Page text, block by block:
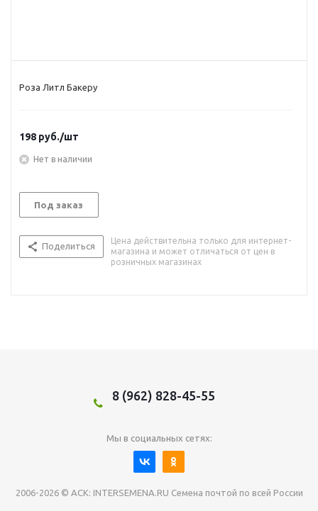
Роза Литл Бакеру
198 руб./шт
Нет в наличии
Под заказ
Поделиться
Цена действительна только для интернет-
магазина и может отличаться от цен в
розничных магазинах
8 (962) 828-45-55
Мы в социальных сетях:
2006-2026 © АСК: INTERSEMENA.RU Семена почтой по всей России